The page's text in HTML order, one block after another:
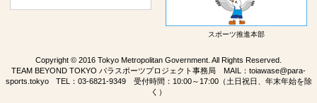
スポーツ推進本部
Copyright © 2016 Tokyo Metropolitan Government. All Rights Reserved.
TEAM BEYOND TOKYO パラスポーツプロジェクト事務局 MAIL： toiawase@para-
sports.tokyoTEL： 03-6821-9349受付時間：10:00～17:00（土日祝日、年末年始を除
く）